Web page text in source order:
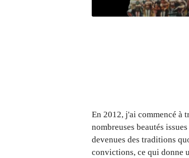
En 2012, j'ai commencé à
nombreuses beautés
devenues des traditions
convictions, ce qui donne